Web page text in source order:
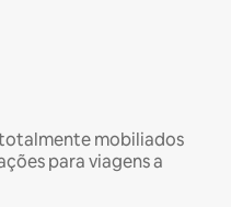
mobiliados
para viagens a